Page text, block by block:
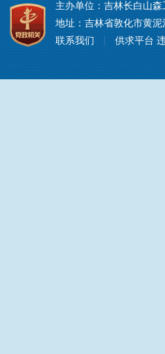
主办单位：吉林长白山森
地址：吉林省敦化市黄泥
联系我们
供求平台